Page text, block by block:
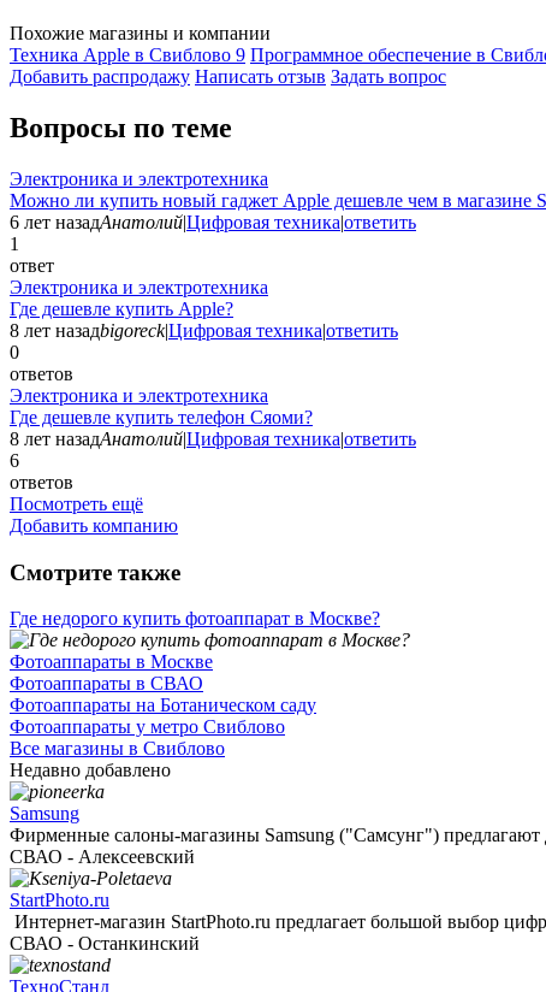
Похожие магазины и компании
Техника Apple в Свиблово 9 Программное обеспечение в
Добавить раcпродажу Написать отзыв Задать вопрос
Вопросы по теме
Электроника и электротехника
Можно ли купить новый гаджет Apple дешевле чем в магазине
6 лет назадАнатолий|Цифровая техника|ответить
1
ответ
Электроника и электротехника
Где дешевле купить Apple?
8 лет назадbigoreck|Цифровая техника|ответить
0
ответов
Электроника и электротехника
Где дешевле купить телефон Сяоми?
8 лет назадАнатолий|Цифровая техника|ответить
6
ответов
Посмотреть ещё
Добавить компанию
Смотрите также
Где недорого купить фотоаппарат в Москве?
Фотоаппараты в Москве
Фотоаппараты в СВАО
Фотоаппараты на Ботаническом саду
Фотоаппараты у метро Свиблово
Все магазины в Свиблово
Недавно добавлено
Samsung
Фирменные салоны-магазины Samsung ("Самсунг") предлагают
СВАО - Алексеевский
StartPhoto.ru
Интернет-магазин StartPhoto.ru предлагает большой выбор
СВАО - Останкинский
ТехноСтанд